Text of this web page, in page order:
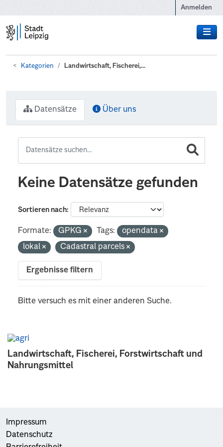
Anmelden
Kategorien Landwirtschaft, Fischerei,...
Landwirtschaft, Fischerei, Forstwirtschaft und
Nahrungsmittel
Datensätze Über uns
Keine Datensätze gefunden
Sortieren nach
Formate: GPKG Tags:
opendata
lokal
Cadastral parcels
Ergebnisse filtern
Bitte versuch es mit einer anderen Suche.
Impressum
Datenschutz